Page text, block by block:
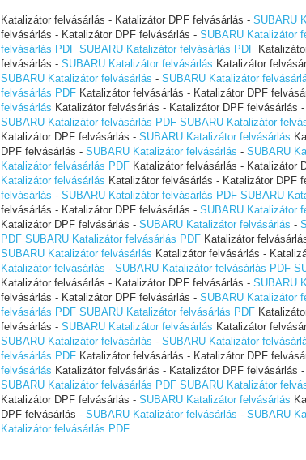
Katalizátor felvásárlás - Katalizátor DPF felvásárlás - SUBARU
felvásárlás - Katalizátor DPF felvásárlás - SUBARU Katalizátor
felvásárlás PDF SUBARU Katalizátor felvásárlás PDF
felvásárlás - SUBARU Katalizátor felvásárlás Katalizátor
SUBARU Katalizátor felvásárlás - SUBARU Katalizátor
felvásárlás PDF Katalizátor felvásárlás - Katalizátor DPF
felvásárlás Katalizátor felvásárlás - Katalizátor DPF felvásárlás -
SUBARU Katalizátor felvásárlás PDF SUBARU Katalizátor
Katalizátor DPF felvásárlás - SUBARU Katalizátor felvásárlás
DPF felvásárlás - SUBARU Katalizátor felvásárlás - SUBARU
Katalizátor felvásárlás PDF Katalizátor felvásárlás - Katalizátor
Katalizátor felvásárlás Katalizátor felvásárlás - Katalizátor DPF
felvásárlás - SUBARU Katalizátor felvásárlás PDF SUBARU
felvásárlás - Katalizátor DPF felvásárlás - SUBARU Katalizátor
Katalizátor DPF felvásárlás - SUBARU Katalizátor felvásárlás -
PDF SUBARU Katalizátor felvásárlás PDF Katalizátor
SUBARU Katalizátor felvásárlás Katalizátor felvásárlás -
Katalizátor felvásárlás - SUBARU Katalizátor felvásárlás PDF
Katalizátor felvásárlás - Katalizátor DPF felvásárlás - SUBARU
felvásárlás - Katalizátor DPF felvásárlás - SUBARU Katalizátor
felvásárlás PDF SUBARU Katalizátor felvásárlás PDF
felvásárlás - SUBARU Katalizátor felvásárlás Katalizátor
SUBARU Katalizátor felvásárlás - SUBARU Katalizátor
felvásárlás PDF Katalizátor felvásárlás - Katalizátor DPF
felvásárlás Katalizátor felvásárlás - Katalizátor DPF felvásárlás -
SUBARU Katalizátor felvásárlás PDF SUBARU Katalizátor
Katalizátor DPF felvásárlás - SUBARU Katalizátor felvásárlás
DPF felvásárlás - SUBARU Katalizátor felvásárlás - SUBARU
Katalizátor felvásárlás PDF